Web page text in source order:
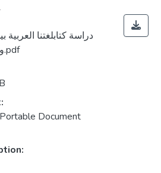
دراسة كتابلغتنا العربية
والمأمول.pdf
Document